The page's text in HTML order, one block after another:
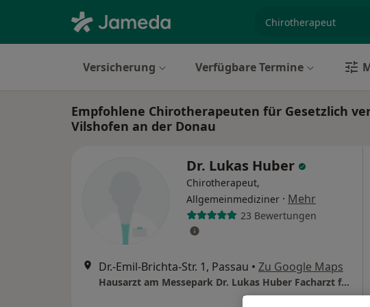
Versicherung Verfügbare Termine
Empfohlene Chirotherapeuten für Gesetzlich
Vilshofen an der Donau
Dr. Lukas Huber
Chirotherapeut,
Allgemeinmediziner · Mehr
23 Bewertungen
Dr.-Emil-Brichta-Str. 1, Passau • Zu Google Maps
Hausarzt am Messepark Dr. Lukas Huber Facharzt für Allgemeinmedizin